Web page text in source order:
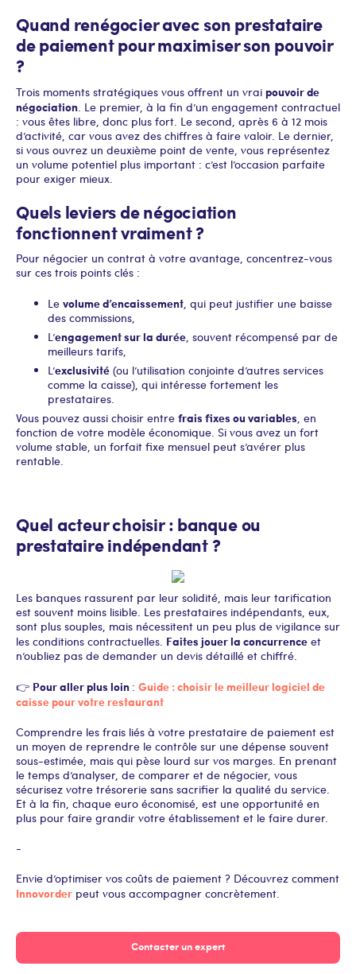
Quand renégocier avec son prestataire
de paiement pour maximiser son pouvoir
?
Trois moments stratégiques vous offrent un vrai pouvoir de
négociation. Le premier, à la fin d’un engagement contractuel
: vous êtes libre, donc plus fort. Le second, après 6 à 12 mois
d’activité, car vous avez des chiffres à faire valoir. Le dernier,
si vous ouvrez un deuxième point de vente, vous représentez
un volume potentiel plus important : c’est l’occasion parfaite
pour exiger mieux.
Quels leviers de négociation
fonctionnent vraiment ?
Pour négocier un contrat à votre avantage, concentrez-vous
sur ces trois points clés :
Le volume d’encaissement, qui peut justifier une baisse
des commissions,
L’engagement sur la durée, souvent récompensé par de
meilleurs tarifs,
L’exclusivité (ou l’utilisation conjointe d’autres services
comme la caisse), qui intéresse fortement les
prestataires.
Vous pouvez aussi choisir entre frais fixes ou variables, en
fonction de votre modèle économique. Si vous avez un fort
volume stable, un forfait fixe mensuel peut s’avérer plus
rentable.
Quel acteur choisir : banque ou
prestataire indépendant ?
Les banques rassurent par leur solidité, mais leur tarification
est souvent moins lisible. Les prestataires indépendants, eux,
sont plus souples, mais nécessitent un peu plus de vigilance sur
les conditions contractuelles. Faites jouer la concurrence et
n’oubliez pas de demander un devis détaillé et chiffré.
👉 Pour aller plus loin : Guide : choisir le meilleur logiciel de
caisse pour votre restaurant
Comprendre les frais liés à votre prestataire de paiement est
un moyen de reprendre le contrôle sur une dépense souvent
sous-estimée, mais qui pèse lourd sur vos marges. En prenant
le temps d’analyser, de comparer et de négocier, vous
sécurisez votre trésorerie sans sacrifier la qualité du service.
Et à la fin, chaque euro économisé, est une opportunité en
plus pour faire grandir votre établissement et le faire durer.
-
Envie d’optimiser vos coûts de paiement ? Découvrez comment
Innovorder peut vous accompagner concrètement.
Contacter un expert